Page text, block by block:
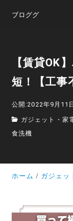
ブロググ
【賃貸OK
短！【工事
公開:2022年9月11日
ガジェット・家
食洗機
ホーム ガジェッ